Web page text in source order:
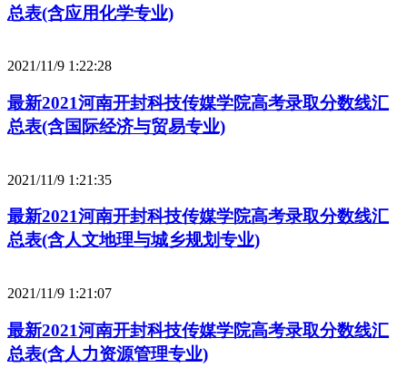
总表(含应用化学专业)
2021/11/9 1:22:28
最新2021河南开封科技传媒学院高考录取分数线汇
总表(含国际经济与贸易专业)
2021/11/9 1:21:35
最新2021河南开封科技传媒学院高考录取分数线汇
总表(含人文地理与城乡规划专业)
2021/11/9 1:21:07
最新2021河南开封科技传媒学院高考录取分数线汇
总表(含人力资源管理专业)